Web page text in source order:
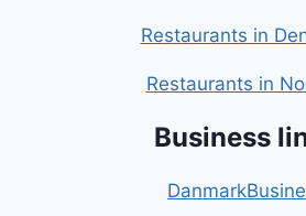
Restaurants in
Restaurants in
Business